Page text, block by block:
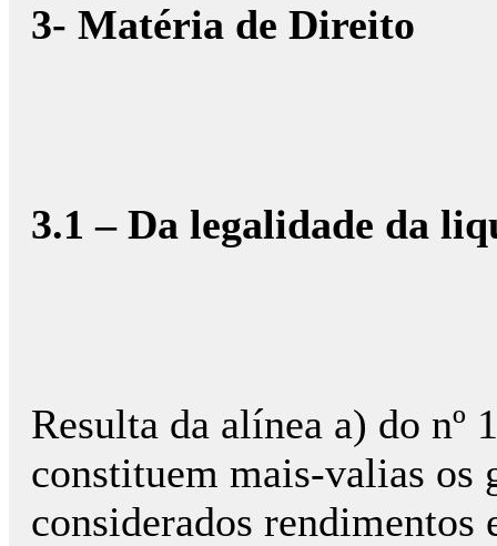
3- Matéria de Direito
3.1 – Da legalidade da
Resulta da alínea a) do nº
constituem mais-valias os
considerados